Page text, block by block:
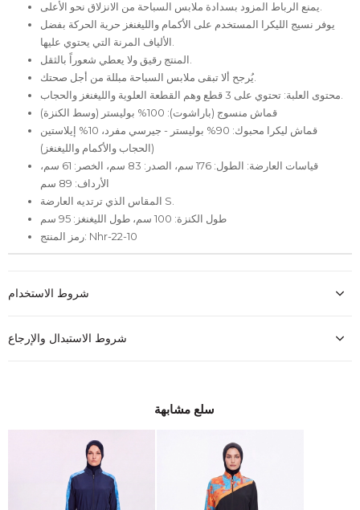
يوفر نسيج الليكرا المستخدم على الأكمام والليغنغز حرية الحركة بفضل
قماش منسوج (باراشوت): 100% بوليستر (وسط الكنزة)
قماش ليكرا محبوك: 90% بوليستر - جيرسي مفرد، 10% إيلاستين
(الحجاب والأكمام والليغنغز)
قياسات العارضة: الطول: 176 سم، الصدر: 83 سم، الخصر: 61 سم،
الأرداف: 89 سم
المقاس الذي ترتديه العارضة S.
طول الكنزة: 100 سم، طول الليغنغز: 95 سم
رمز المنتج: Nhr-22-10
شروط الاستخدام
شروط الاستبدال والإرجاع
سلع مشابهة